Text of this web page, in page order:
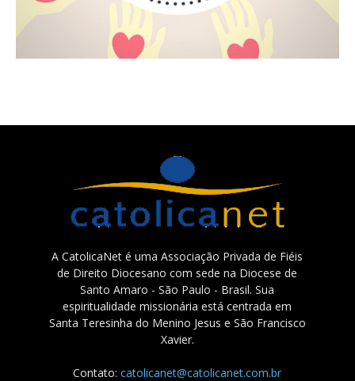
A CatolicaNet é uma Associação Privada de Fiéis
de Direito Diocesano com sede na Diocese de
Santo Amaro - São Paulo - Brasil. Sua
espiritualidade missionária está centrada em
Santa Teresinha do Menino Jesus e São Francisco
Xavier.
Contato:catolicanet@catolicanet.com.br